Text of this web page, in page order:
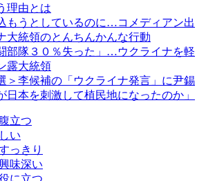
理由とは
もうとしているのに…コメディアン出
大統領のとんちんかんな行動
部隊３０％失った」…ウクライナを軽
露大統領
＞李候補の「ウクライナ発言」に尹錫
日本を刺激して植民地になったのか」
腹立つ
い
っきり
味深い
に立つ